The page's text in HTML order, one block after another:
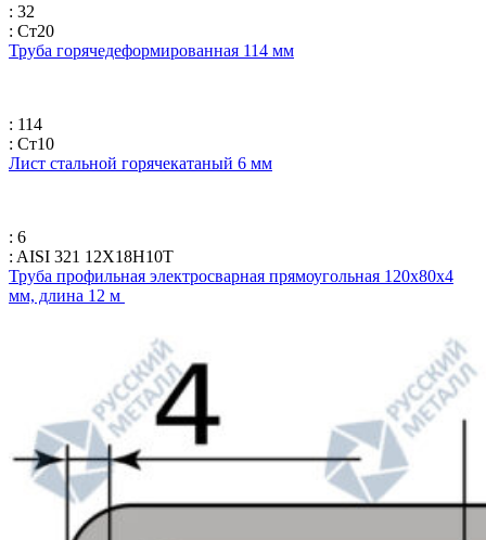
: 32
: Ст20
Труба горячедеформированная 114 мм
: 114
: Ст10
Лист стальной горячекатаный 6 мм
: 6
: AISI 321 12Х18Н10Т
Труба профильная электросварная прямоугольная 120х80х4
мм, длина 12 м